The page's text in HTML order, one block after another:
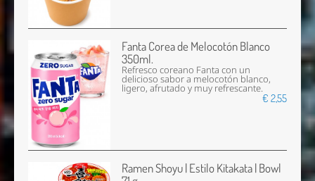
Fanta Corea de Melocotón Blanco
350ml.
Refresco coreano Fanta con un
delicioso sabor a melocotón blanco,
ligero, afrutado y muy refrescante.
€ 2,55
Ramen Shoyu | Estilo Kitakata | Bowl